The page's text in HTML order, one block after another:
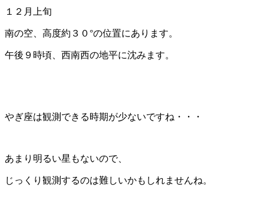
１２月上旬
南の空、高度約３０°の位置にあります。
午後９時頃、西南西の地平に沈みます。
やぎ座は観測できる時期が少ないですね・・・
あまり明るい星もないので、
じっくり観測するのは難しいかもしれませんね。